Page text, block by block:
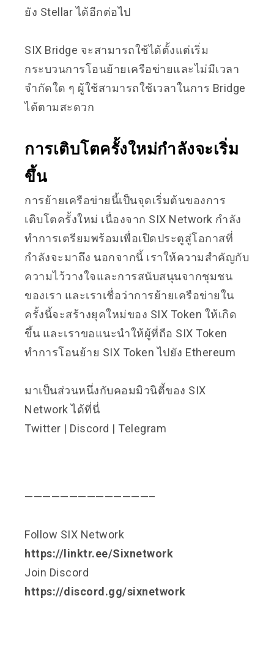
ยัง Stellar ได้อีกต่อไป
SIX Bridge จะสามารถใช้ได้ตั้งแต่เริ่ม
กระบวนการโอนย้ายเครือข่ายและไม่มีเวลา
จำกัดใด ๆ ผู้ใช้สามารถใช้เวลาในการ Bridge
ได้ตามสะดวก
การเติบโตครั้งใหม่กำลังจะเริ่ม
ขึ้น
การย้ายเครือข่ายนี้เป็นจุดเริ่มต้นของการ
เติบโตครั้งใหม่ เนื่องจาก SIX Network กำลัง
ทำการเตรียมพร้อมเพื่อเปิดประตูสู่โอกาสที่
กำลังจะมาถึง นอกจากนี้ เราให้ความสำคัญกับ
ความไว้วางใจและการสนับสนุนจากชุมชน
ของเรา และเราเชื่อว่าการย้ายเครือข่ายใน
ครั้งนี้จะสร้างยุคใหม่ของ SIX Token ให้เกิด
ขึ้น และเราขอแนะนำให้ผู้ที่ถือ SIX Token
ทำการโอนย้าย SIX Token ไปยัง Ethereum
มาเป็นส่วนหนึ่งกับคอมมิวนิตี้ของ SIX
Network ได้ที่นี่
Twitter | Discord | Telegram
——————————————–
Follow SIX Network
https://linktr.ee/Sixnetwork
Join Discord
https://discord.gg/sixnetwork